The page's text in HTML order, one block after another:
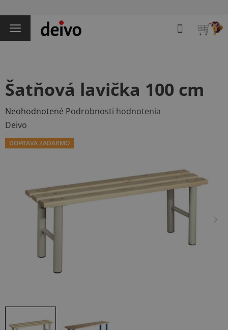
na
obsah
Hľadať
Šatňová lavička 100 cm
Priemerné
hodnotenie
produktu
je
hviezdičiek.
Neohodnotené Podrobnosti hodnotenia
Deivo
DOPRAVA ZADARMO